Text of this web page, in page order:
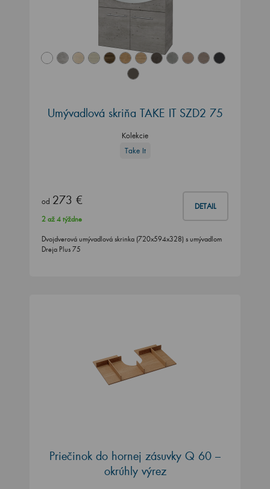
Umývadlová skriňa TAKE IT SZD2 75
Kolekcie
Take It
od 273 € DETAIL
2 až 4 týždne
Dvojdverová umývadlová skrinka (720x594x328) s umývadlom
Dreja Plus 75
Priečinok do hornej zásuvky Q 60 –
okrúhly výrez